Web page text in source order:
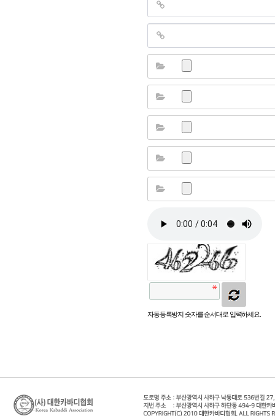
자동등록방지 숫자를 순서대로 입력하세요.